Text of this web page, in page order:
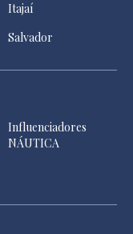
Itajaí
Salvador
Influenciadores
NÁUTICA